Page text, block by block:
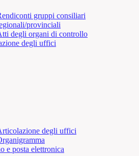
gruppi consiliari
provinciali
degli organi di controllo
degli uffici
degli uffici
e posta elettronica